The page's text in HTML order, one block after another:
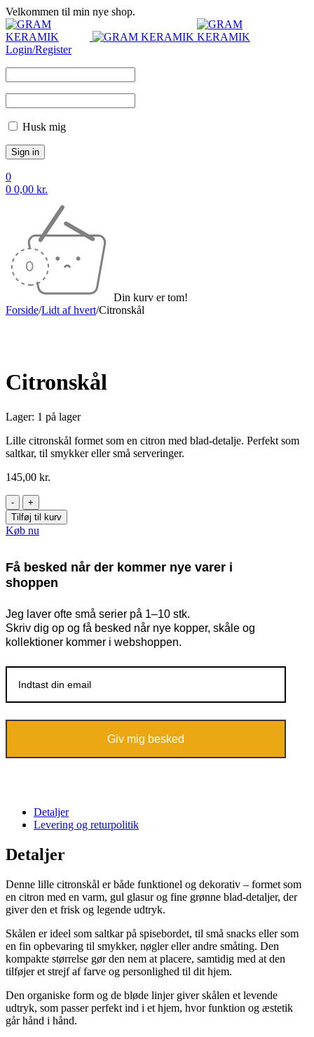
Velkommen til min nye shop.
Login/Register
Husk mig
0
0 0,00 kr.
Din kurv er tom!
Forside/Lidt af hvert/Citronskål
Citronskål
Lager: 1 på lager
Lille citronskål formet som en citron med blad-detalje. Perfekt som
saltkar, til smykker eller små serveringer.
145,00 kr.
Tilføj til kurv
Køb nu
Få besked når der kommer nye varer i
shoppen
Jeg laver ofte små serier på 1–10 stk.
Skriv dig op og få besked når nye kopper, skåle og
kollektioner kommer i webshoppen.
Giv mig besked
Detaljer
Levering og returpolitik
Detaljer
Denne lille citronskål er både funktionel og dekorativ – formet som
en citron med en varm, gul glasur og fine grønne blad-detaljer, der
giver den et frisk og legende udtryk.
Skålen er ideel som saltkar på spisebordet, til små snacks eller som
en fin opbevaring til smykker, nøgler eller andre småting. Den
kompakte størrelse gør den nem at placere, samtidig med at den
tilføjer et strejf af farve og personlighed til dit hjem.
Den organiske form og de bløde linjer giver skålen et levende
udtryk, som passer perfekt ind i et hjem, hvor funktion og æstetik
går hånd i hånd.